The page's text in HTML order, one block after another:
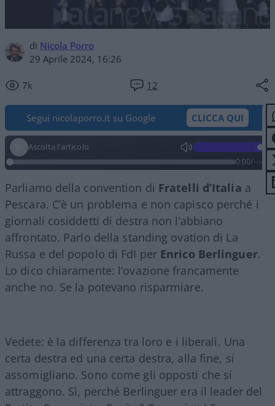
di Nicola Porro
29 Aprile 2024, 16:26
7k 12
Segui nicolaporro.it su Google CLICCA QUI
Ascolta l'articolo
0:00/--:--
Parliamo della convention di Fratelli d’Italia a
Pescara. C’è un problema e non capisco perché i
giornali cosiddetti di destra non l’abbiano
affrontato. Parlo della standing ovation di La
Russa e del popolo di FdI per Enrico Berlinguer.
Lo dico chiaramente: l’ovazione francamente
anche no. Se la potevano risparmiare.
Vedete: è la differenza tra loro e i liberali. Una
certa destra ed una certa destra, alla fine, si
assomigliano. Sono come gli opposti che si
attraggono. Sì, perché Berlinguer era il leader del